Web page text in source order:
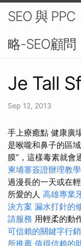
SEO 與
略-SEO顧問
Je Tall
Sep 12, 2013
手上療癒點 健康廣
是喉嚨和鼻子的區域
膜”，這樣毒素就會
柬埔寨簽證辦理教學
過漫長的一天或在
所愛的人 高雄專業
決方案 漏水打針的
請服務 用輕柔的動
可信賴的關鍵字行
所推薦 值得信賴的